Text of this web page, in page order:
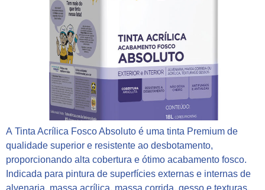
A Tinta Acrílica Fosco Absoluto é uma tinta Premium de
qualidade superior e resistente ao desbotamento,
proporcionando alta cobertura e ótimo acabamento fosco.
Indicada para pintura de superfícies externas e internas de
alvenaria, massa acrílica, massa corrida, gesso e texturas,